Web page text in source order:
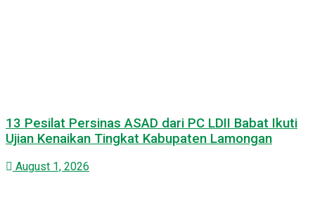
13 Pesilat Persinas ASAD dari PC LDII Babat Ikuti
Ujian Kenaikan Tingkat Kabupaten Lamongan
August 1, 2026